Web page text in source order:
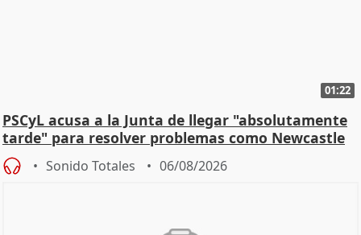
01:22
PSCyL acusa a la Junta de llegar "absolutamente
tarde" para resolver problemas como Newcastle
Sonido Totales 06/08/2026